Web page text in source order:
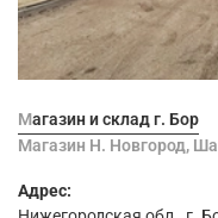
Магазин и склад г. Бор
Магазин Н. Новгород,
Адрес: